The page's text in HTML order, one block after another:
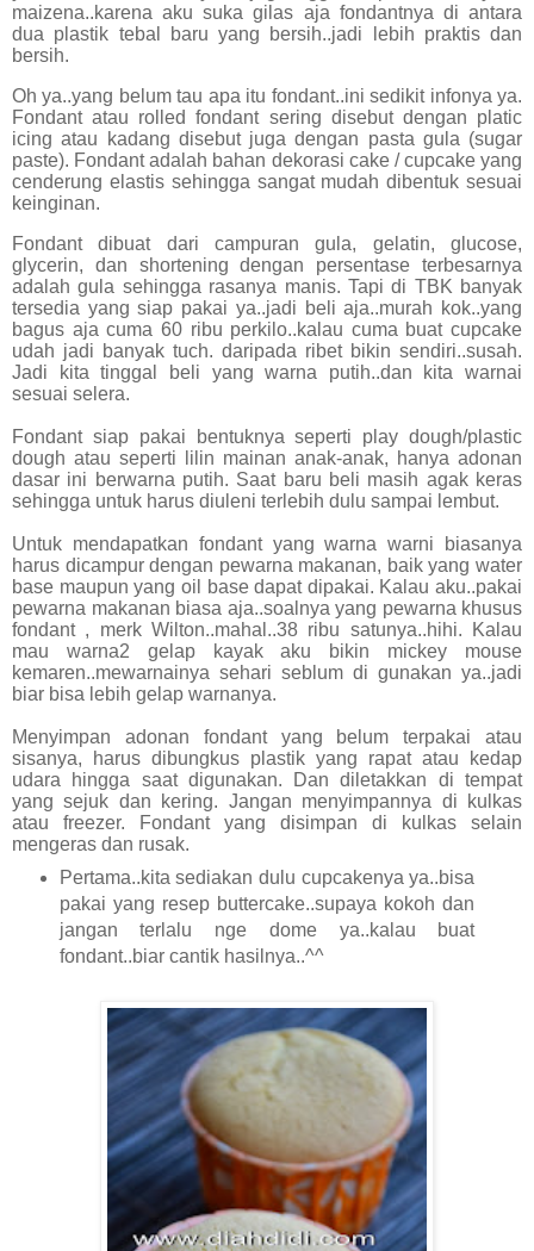
maizena..karena aku suka gilas aja fondantnya di antara
dua plastik tebal baru yang bersih..jadi lebih praktis dan
bersih.
Oh ya..yang belum tau apa itu fondant..ini sedikit infonya ya.
Fondant atau rolled fondant sering disebut dengan platic
icing atau kadang disebut juga dengan pasta gula (sugar
paste). Fondant adalah bahan dekorasi cake / cupcake yang
cenderung elastis sehingga sangat mudah dibentuk sesuai
keinginan.
Fondant dibuat dari campuran gula, gelatin, glucose,
glycerin, dan shortening dengan persentase terbesarnya
adalah gula sehingga rasanya manis. Tapi di TBK banyak
tersedia yang siap pakai ya..jadi beli aja..murah kok..yang
bagus aja cuma 60 ribu perkilo..kalau cuma buat cupcake
udah jadi banyak tuch. daripada ribet bikin sendiri..susah.
Jadi kita tinggal beli yang warna putih..dan kita warnai
sesuai selera.
Fondant siap pakai bentuknya seperti play dough/plastic
dough atau seperti lilin mainan anak-anak, hanya adonan
dasar ini berwarna putih. Saat baru beli masih agak keras
sehingga untuk harus diuleni terlebih dulu sampai lembut.
Untuk mendapatkan fondant yang warna warni biasanya
harus dicampur dengan pewarna makanan, baik yang water
base maupun yang oil base dapat dipakai. Kalau aku..pakai
pewarna makanan biasa aja..soalnya yang pewarna khusus
fondant , merk Wilton..mahal..38 ribu satunya..hihi. Kalau
mau warna2 gelap kayak aku bikin mickey mouse
kemaren..mewarnainya sehari seblum di gunakan ya..jadi
biar bisa lebih gelap warnanya.
Menyimpan adonan fondant yang belum terpakai atau
sisanya, harus dibungkus plastik yang rapat atau kedap
udara hingga saat digunakan. Dan diletakkan di tempat
yang sejuk dan kering. Jangan menyimpannya di kulkas
atau freezer. Fondant yang disimpan di kulkas selain
mengeras dan rusak.
Pertama..kita sediakan dulu cupcakenya ya..bisa
pakai yang resep buttercake..supaya kokoh dan
jangan terlalu nge dome ya..kalau buat
fondant..biar cantik hasilnya..^^